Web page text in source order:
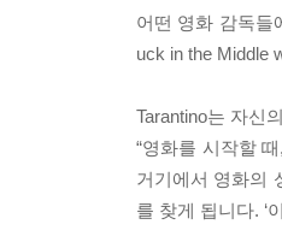
어떤 영화 감독들
uck in the Middle
Tarantino는 자신
“영화를 시작할
거기에서 영화의
를 찾게 됩니다. ‘